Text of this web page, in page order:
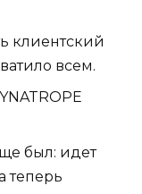
клиентский
всем.
был: идет
теперь